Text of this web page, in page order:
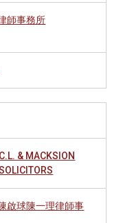
師事務所
& MACKSION
啟球陳一理律師事